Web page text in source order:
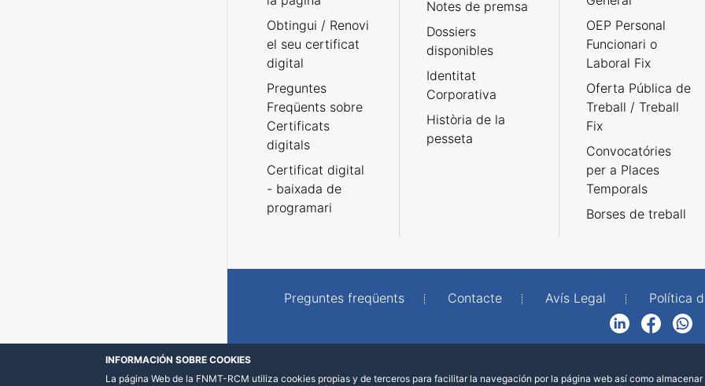
Obtingui / Renovi
el seu certificat
digital
Preguntes
Freqüents sobre
Certificats
digitals
Certificat digital
- baixada de
programari
Notes de premsa
Dossiers
disponibles
Identitat
Corporativa
Història de la
pesseta
OEP Personal
Funcionari o
Laboral Fix
Oferta Pública de
Treball / Treball
Fix
Convocatóries
per a Places
Temporals
Borses de treball
Preguntes freqüents Contacte Avís Legal Política
FacebookWhatsApp
INFORMACIÓN SOBRE COOKIES
La página Web de la FNMT-RCM utiliza cookies propias y de terceros para facilitar la navegación por la página web así como